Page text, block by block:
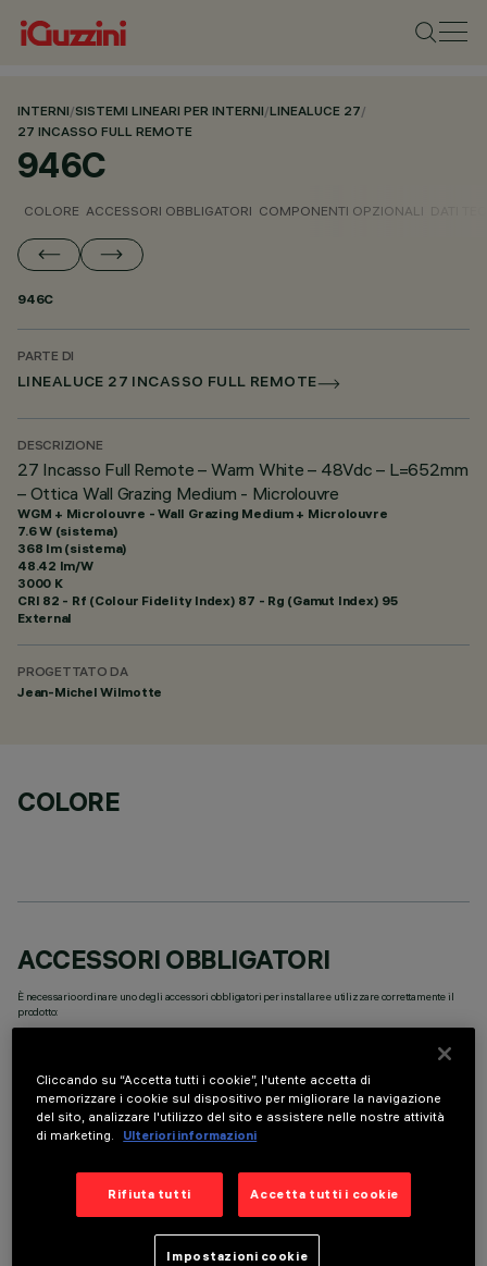
INTERNI/SISTEMI LINEARI PER INTERNI/LINEALUCE 27/
27 INCASSO FULL REMOTE
946C
COLORE ACCESSORI OBBLIGATORI COMPONENTI OPZIONALI
946C
PARTE DI
LINEALUCE 27 INCASSO FULL REMOTE
DESCRIZIONE
27 Incasso Full Remote – Warm White – 48Vdc – L=652mm
– Ottica Wall Grazing Medium - Microlouvre
WGM + Microlouvre - Wall Grazing Medium + Microlouvre
7.6 W (sistema)
368 lm (sistema)
48.42 lm/W
3000 K
CRI 82 - Rf (Colour Fidelity Index) 87 - Rg (Gamut Index) 95
External
PROGETTATO DA
Jean-Michel Wilmotte
COLORE
ACCESSORI OBBLIGATORI
È necessario ordinare uno degli accessori obbligatori per installare e utilizzare correttamente il
prodotto:
COMPONENTI OPZIONALI
Cliccando su “Accetta tutti i cookie”, l'utente accetta di
memorizzare i cookie sul dispositivo per migliorare la navigazione
del sito, analizzare l'utilizzo del sito e assistere nelle nostre attività
di marketing. Ulteriori informazioni
Rifiuta tutti Accetta tutti i cookie
Impostazioni cookie